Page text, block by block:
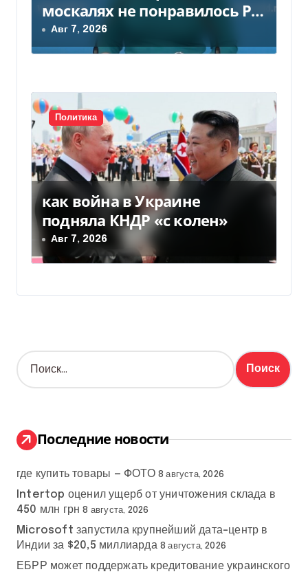
москалях не понравилось РФ
— видео
Авг 7, 2026
Политика
как война в Украине
подняла КНДР «с колен»
Авг 7, 2026
Н
а
:
Последние новости
где купить товары — ФОТО 8 августа, 2026
Intertop оценил ущерб от уничтожения склада в
450 млн грн 8 августа, 2026
Microsoft запустила крупнейший дата-центр в
Индии за $20,5 миллиарда 8 августа, 2026
ЕБРР может поддержать кредитование украинского